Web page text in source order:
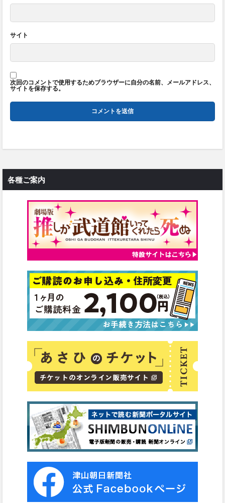
サイト
次回のコメントで使用するためブラウザーに自分の名前、メールアドレス、
サイトを保存する。
各種ご案内